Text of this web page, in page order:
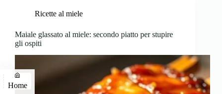
Ricette al miele
Maiale glassato al miele: secondo piatto per stupire
gli ospiti
Home